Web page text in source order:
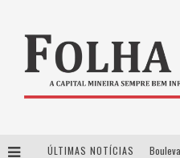
ÚLTIMAS NOTÍCIAS